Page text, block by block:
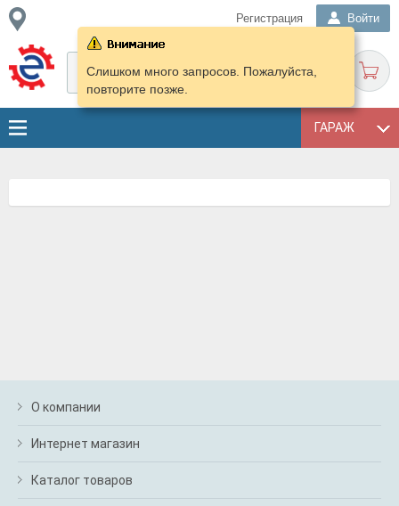
Регистрация Войти
ГАРАЖ
Слишком много запросов. Пожалуйста,
повторите позже.
О компании
Интернет магазин
Каталог товаров